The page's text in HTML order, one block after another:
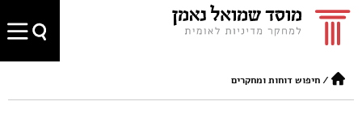
/חיפוש דוחות ומחקרים